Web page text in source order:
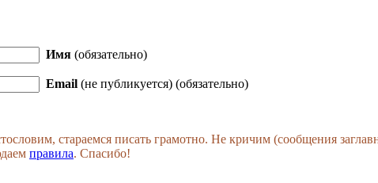
Имя (обязательно)
Email (не публикуется) (обязательно)
стараемся писать грамотно. Не кричим (сообщения
правила. Спасибо!